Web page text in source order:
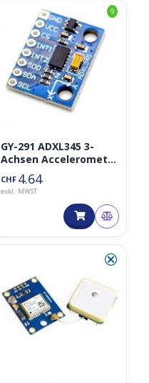
9
GY-291 ADXL345 3-
Achsen Accelerometer
Beschleunigungssens
or/Gyrometer
CHF 4.64
exkl. MWST
⮿